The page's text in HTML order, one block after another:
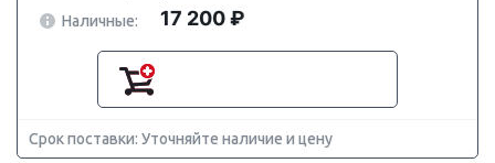
Наличные:
17 200 ₽
Срок поставки: Уточняйте наличие и цену